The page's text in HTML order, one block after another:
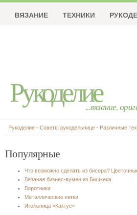
Рукоделие...вязание,
ВЯЗАНИЕ ТЕХНИКИ
Рукоделие - Советы рукодельнице - Различные
Популярные
Что возможно сделать из бисера?
Вязаная бизнес-вумен из Бишкека
Воротники
Металлические нитки
Игольница «Кактус»